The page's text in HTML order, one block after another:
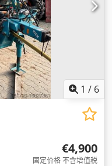
1 / 6
€4,900
固定价格 不含增值税